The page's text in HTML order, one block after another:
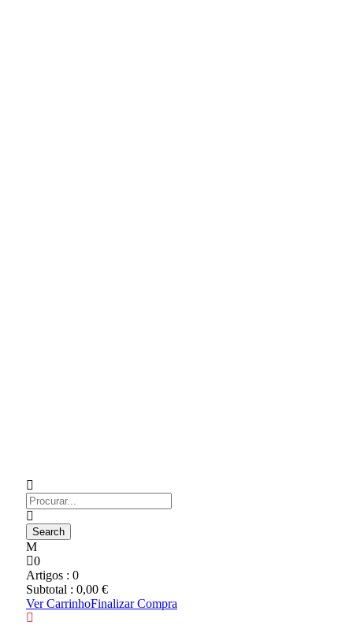
0
Artigos : 0
Subtotal : 0,00 €
Ver CarrinhoFinalizar Compra